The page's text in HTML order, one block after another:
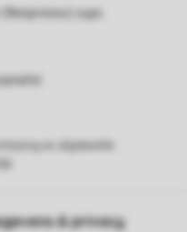
cups
& privacy